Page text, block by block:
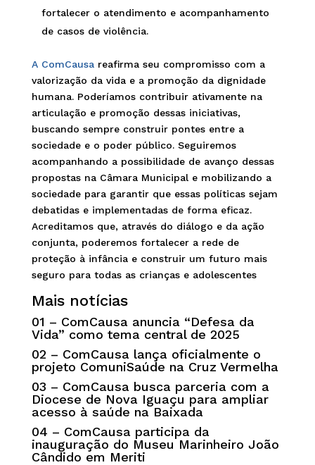
fortalecer o atendimento e acompanhamento
de casos de violência.
A ComCausareafirma seu compromisso com a
valorização da vida e a promoção da dignidade
humana. Poderíamos contribuir ativamente na
articulação e promoção dessas iniciativas,
buscando sempre construir pontes entre a
sociedade e o poder público. Seguiremos
acompanhando a possibilidade de avanço dessas
propostas na Câmara Municipal e mobilizando a
sociedade para garantir que essas políticas sejam
debatidas e implementadas de forma eficaz.
Acreditamos que, através do diálogo e da ação
conjunta, poderemos fortalecer a rede de
proteção à infância e construir um futuro mais
seguro para todas as crianças e adolescentes
Mais notícias
01 – ComCausa anuncia “Defesa da
Vida” como tema central de 2025
02 – ComCausa lança oficialmente o
projeto ComuniSaúde na Cruz Vermelha
03 – ComCausa busca parceria com a
Diocese de Nova Iguaçu para ampliar
acesso à saúde na Baixada
04 – ComCausa participa da
inauguração do Museu Marinheiro João
Cândido em Meriti